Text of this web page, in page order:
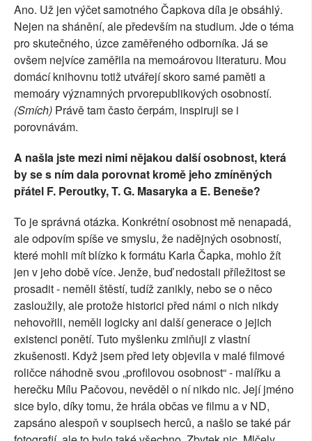
Ano. Už jen výčet samotného Čapkova díla je obsáhlý.
Nejen na shánění, ale především na studium. Jde o téma
pro skutečného, úzce zaměřeného odborníka. Já se
ovšem nejvíce zaměřila na memoárovou literaturu. Mou
domácí knihovnu totiž utvářejí skoro samé paměti a
memoáry významných prvorepublikových osobností.
(Smích) Právě tam často čerpám, inspiruji se i
porovnávám.
A našla jste mezi nimi nějakou další osobnost, která
by se s ním dala porovnat kromě jeho zmíněných
přátel F. Peroutky, T. G. Masaryka a E. Beneše?
To je správná otázka. Konkrétní osobnost mě nenapadá,
ale odpovím spíše ve smyslu, že nadějných osobností,
které mohli mít blízko k formátu Karla Čapka, mohlo žít
jen v jeho době více. Jenže, buď nedostali příležitost se
prosadit - neměli štěstí, tudíž zanikly, nebo se o něco
zasloužily, ale protože historici před námi o nich nikdy
nehovořili, neměli logicky ani další generace o jejich
existenci ponětí. Tuto myšlenku zmiňuji z vlastní
zkušenosti. Když jsem před lety objevila v malé filmové
roličce náhodně svou „profilovou osobnost“ - malířku a
herečku Mílu Pačovou, nevěděl o ní nikdo nic. Její jméno
sice bylo, díky tomu, že hrála občas ve filmu a v ND,
zapsáno alespoň v soupisech herců, a našlo se také pár